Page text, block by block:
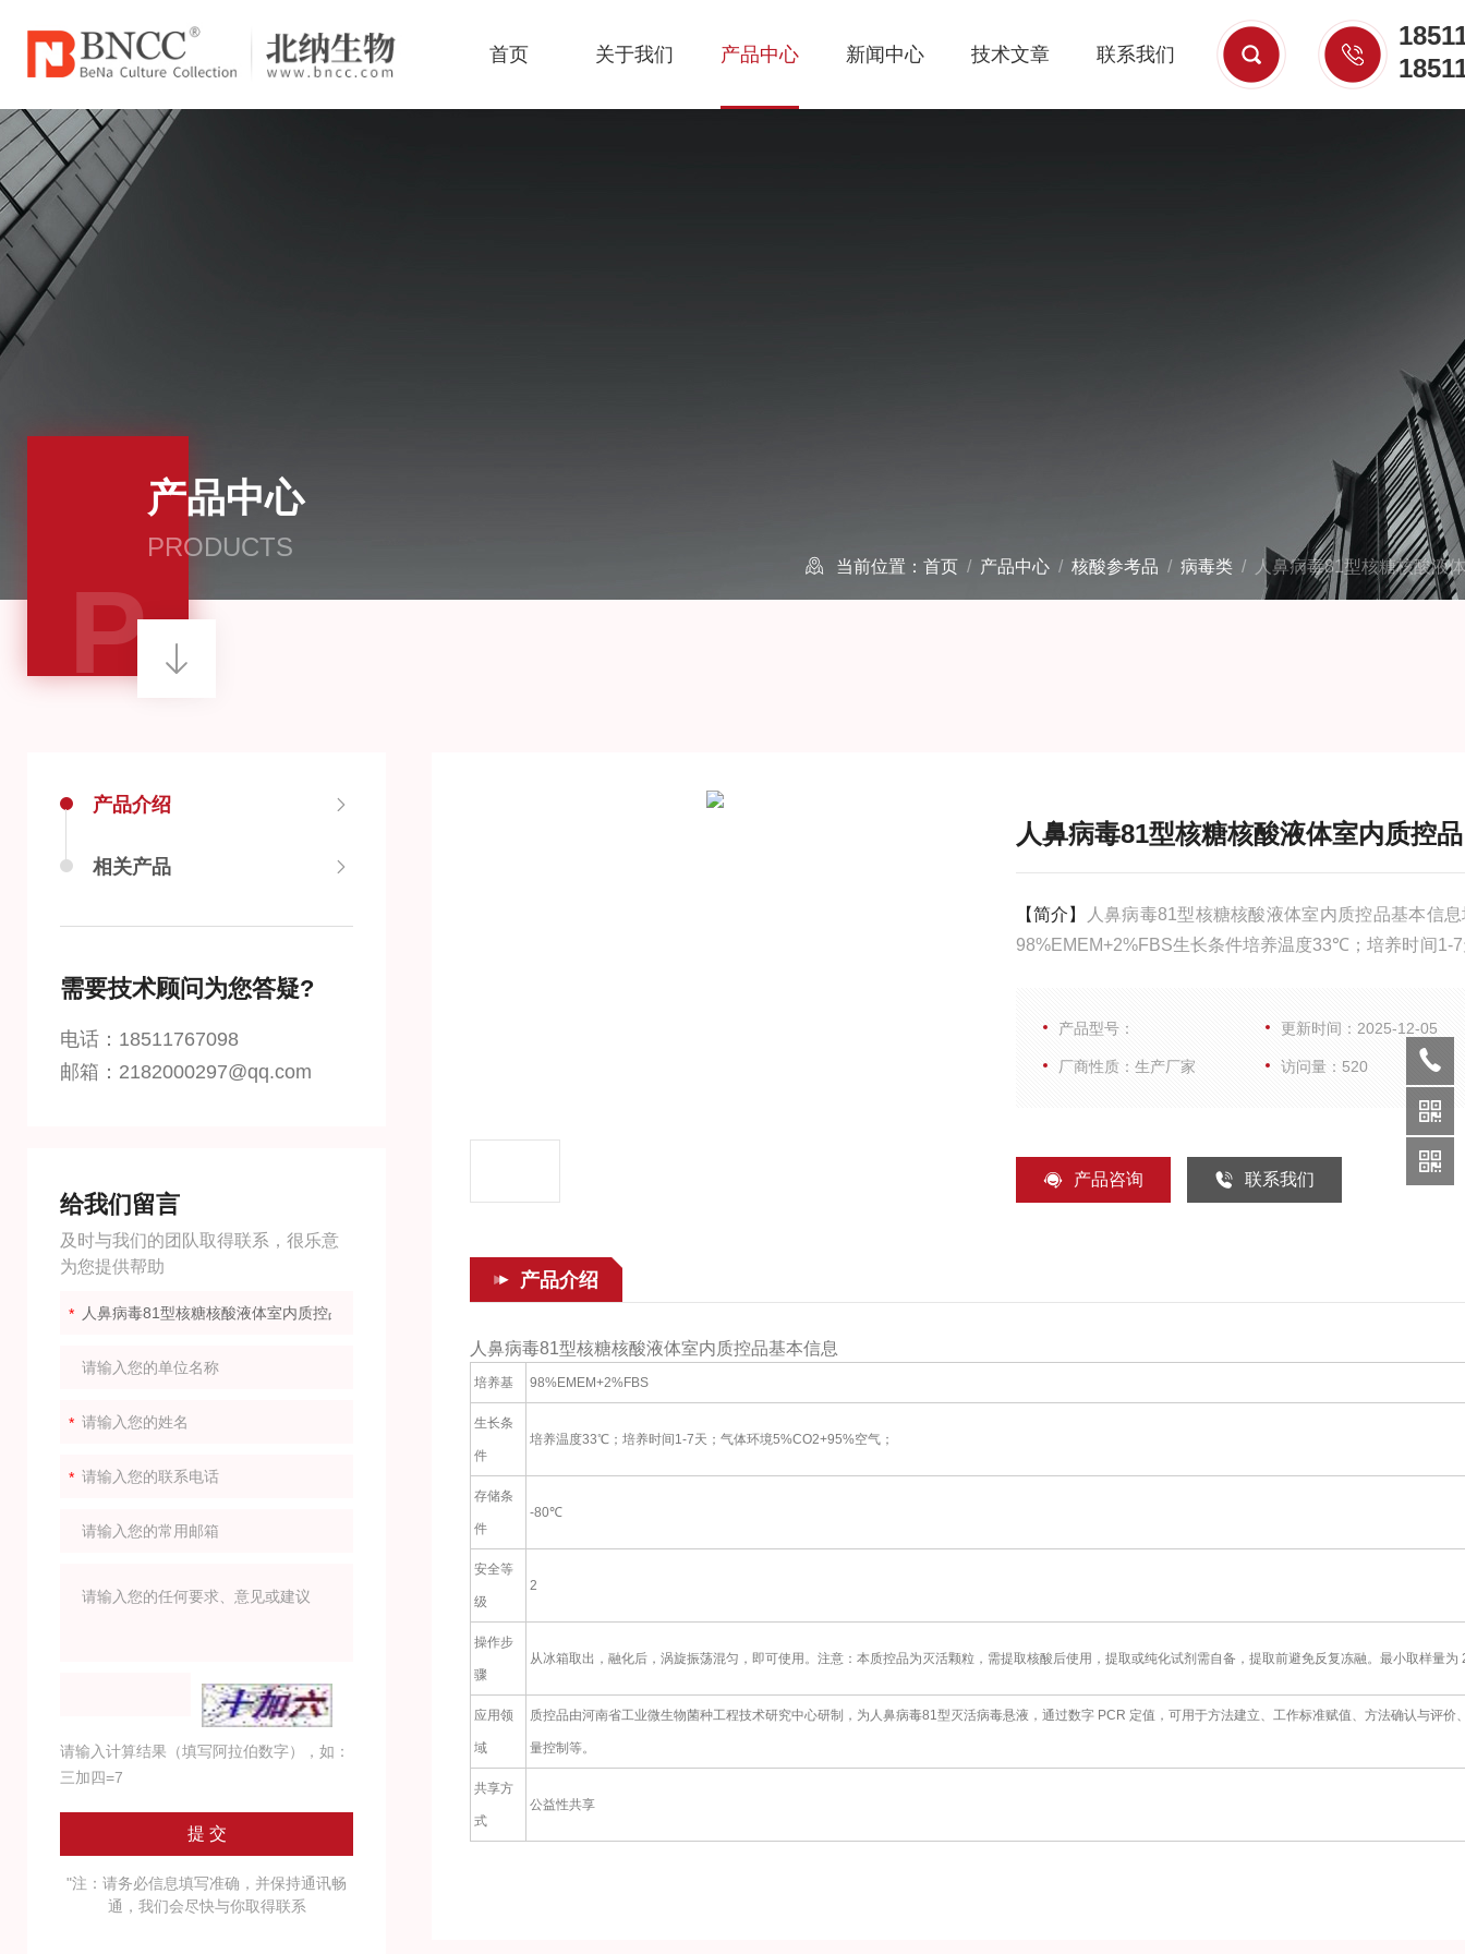
首页 关于我们 产品中心 新闻中心 技术文章 联系我们
产品中心
PRODUCTS
P 当前位置： 首页 / 产品中心 / 核酸参考品 / 病毒类 / 人鼻病毒81型核糖核酸液
人鼻病毒81型核糖核酸液体室内质控品
【简介】
人鼻病毒81型核糖核酸液体室内质控品基本信
98%EMEM+2%FBS生长条件培养温度33℃；培养时间1-
产品型号： 更新时间：2025-12-05
厂商性质：生产厂家 访问量：520
产品咨询 联系我们
产品介绍
人鼻病毒81型核糖核酸液体室内质控品基本信息
培养基 98%EMEM+2%FBS
生长条
件
培养温度33℃；培养时间1-7天；气体环境5%CO2+95%空气；
存储条
件
-80℃
安全等
级
2
操作步
骤
从冰箱取出，融化后，涡旋振荡混匀，即可使用。注意：本质控品为灭活颗粒，需提取核酸后使用，提取或纯化试剂需自备，提取前避免反复冻融。最小取样量为
应用领
域
质控品由河南省工业微生物菌种工程技术研究中心研制，为人鼻病毒81型灭活病毒悬液，通过数字 PCR 定值，可用于方法建立、工作标准赋值、方法确认与评价
量控制等。
共享方
式
公益性共享
产品介绍
相关产品
需要技术顾问为您答疑?
电话：18511767098
邮箱：2182000297@qq.com
给我们留言
及时与我们的团队取得联系，很乐意
为您提供帮助
请输入计算结果（填写阿拉伯数字），如：
三加四=7
"注：请务必信息填写准确，并保持通讯畅
通，我们会尽快与你取得联系